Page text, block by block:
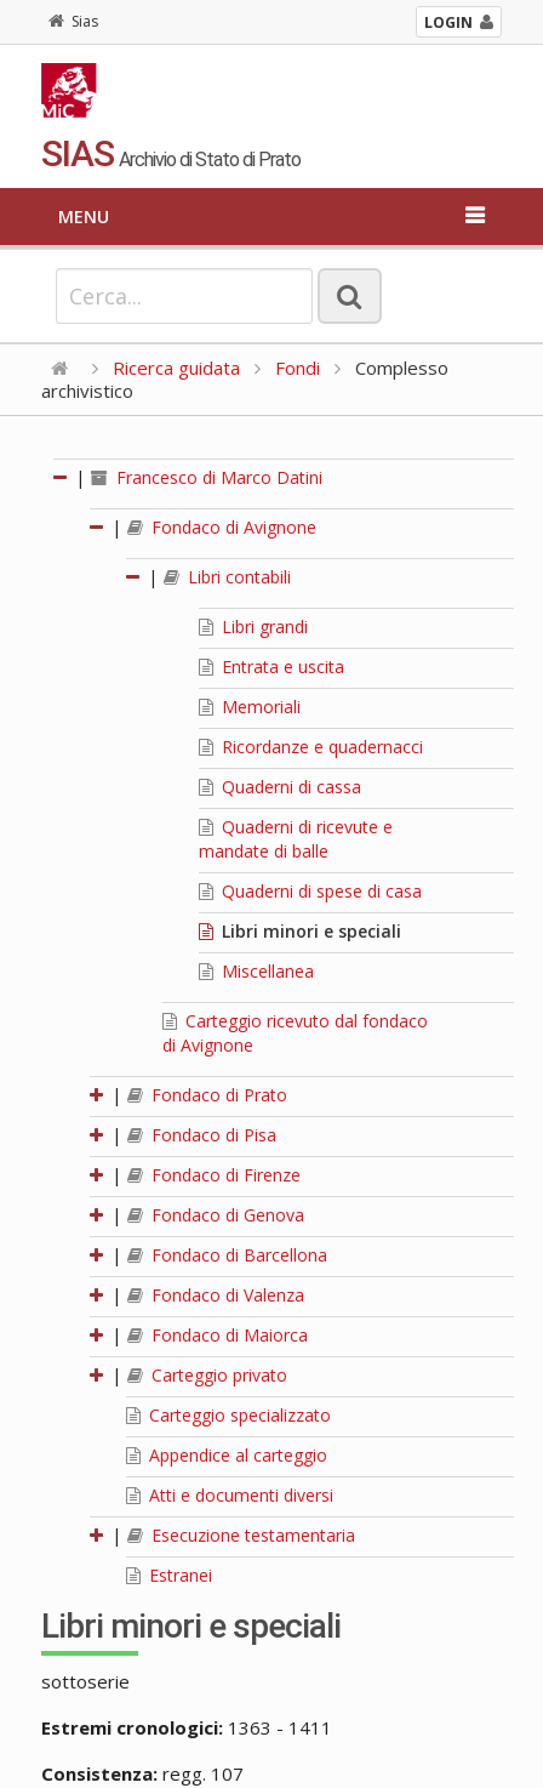
Sias LOGIN
SIAS Archivio di Stato di Prato
MENU
Ricerca guidata Fondi
Complesso
archivistico
| Francesco di Marco Datini
| Fondaco di Avignone
| Libri contabili
Libri grandi
Entrata e uscita
Memoriali
Ricordanze e quadernacci
Quaderni di cassa
Quaderni di ricevute e
mandate di balle
Quaderni di spese di casa
Libri minori e speciali
Miscellanea
Carteggio ricevuto dal fondaco
di Avignone
|
Fondaco di Prato
|
Fondaco di Pisa
|
Fondaco di Firenze
|
Fondaco di Genova
|
Fondaco di Barcellona
|
Fondaco di Valenza
|
Fondaco di Maiorca
|
Carteggio privato
Carteggio specializzato
Appendice al carteggio
Atti e documenti diversi
|
Esecuzione testamentaria
Estranei
Libri minori e speciali
sottoserie
Estremi cronologici:1363 - 1411
Consistenza:regg. 107